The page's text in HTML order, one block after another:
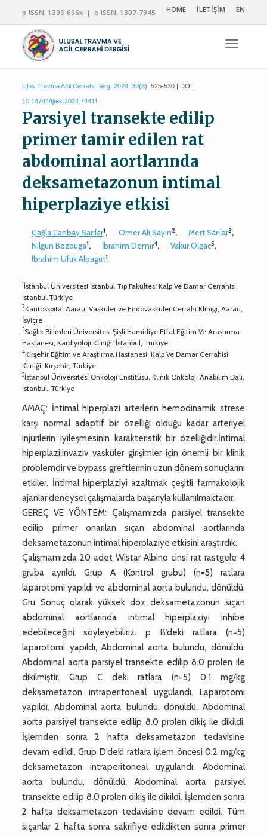
p-ISSN: 1306-696x | e-ISSN: 1307-7945 HOME İLETİŞİM EN
Ulus Travma Acil Cerrahi Derg. 2024; 30(8): 525-530 | DOI:
10.14744/tjtes.2024.74411
Parsiyel transekte edilip
primer tamir edilen rat
abdominal aortlarında
deksametazonun intimal
hiperplaziye etkisi
Çağla Canbay Sarılar1, Omer Ali Sayın2, Mert Sarılar3,
Nilgun Bozbuga1, İbrahim Demir4, Vakur Olgac5,
İbrahim Ufuk Alpagut1
1İstanbul Üniversitesi İstanbul Tıp Fakültesi Kalp Ve Damar Cerrahisi,
İstanbul,Türkiye
2Kantosspital Aarau, Vasküler ve Endovasküler Cerrahi Kliniği, Aarau,
İ̇sviçre
3Sağlık Bilimleri Üniversitesi Şişli Hamidiye Etfal Eğitim Ve Araştırma
Hastanesi, Kardiyoloji Kliniği, İstanbul, Türkiye
4Kırşehir Eğitim ve Araştırma Hastanesi, Kalp Ve Damar Cerrahisi
Kliniği, Kırşehir, Türkiye
5İstanbul Üniversitesi Onkoloji Enstitüsü, Klinik Onkoloji Anabilim Dalı,
İstanbul, Türkiye
AMAÇ: İntimal hiperplazi arterlerin hemodinamik strese
karşı normal adaptif bir özelliği olduğu kadar arteriyel
injurilerin iyileşmesinin karakteristik bir özelliğidir.İntimal
hiperplazi,invaziv vasküler girişimler için önemli bir klinik
problemdir ve bypass greftlerinin uzun dönem sonuçlarını
etkiler. İntimal hiperplaziyi azaltmak çeşitli farmakolojik
ajanlar deneysel çalışmalarda başarıyla kullanılmaktadır.
GEREÇ VE YÖNTEM: Çalışmamızda parsiyel transekte
edilip primer onarılan sıçan abdominal aortlarında
deksametazonun intimal hiperplaziye etkisini araştırdık.
Çalışmamızda 20 adet Wistar Albino cinsi rat rastgele 4
gruba ayrıldı. Grup A (Kontrol grubu) (n=5) ratlara
laparotomi yapıldı ve abdominal aorta bulundu, dönüldü.
Gru Sonuç olarak yüksek doz deksametazonun sıçan
abdominal aortlarında intimal hiperplaziyi inhibe
edebileceğini söyleyebiliriz. p B’deki ratlara (n=5)
laparotomi yapıldı, Abdominal aorta bulundu, dönüldü.
Abdominal aorta parsiyel transekte edilip 8.0 prolen ile
dikilmiştir. Grup C deki ratlara (n=5) 0.1 mg/kg
deksametazon intraperitoneal uygulandı. Laparotomi
yapıldı. Abdominal aorta bulundu, dönüldü. Abdominal
aorta parsiyel transekte edilip 8.0 prolen dikiş ile dikildi.
İşlemden sonra 2 hafta deksametazon tedavisine
devam edildi. Grup D’deki ratlara işlem öncesi 0.2 mg/kg
deksametazon intraperitoneal uygulandı. Abdominal
aorta bulundu, dönüldü. Abdominal aorta parsiyel
transekte edilip 8.0 prolen dikiş ile dikildi. İşlemden sonra
2 hafta deksametazon tedavisine devam edildi. Tüm
sıçanlar 2 hafta sonra sakrifiye edildikten sonra primer